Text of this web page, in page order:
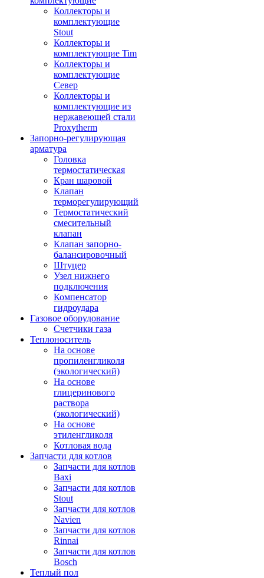
Коллекторы и
комплектующие
Stout
Коллекторы и
комплектующие Tim
Коллекторы и
комплектующие
Север
Коллекторы и
комплектующие из
нержавеющей стали
Proxytherm
Запорно-регулирующая
арматура
Головка
термостатическая
Кран шаровой
Клапан
терморегулирующий
Термостатический
смесительный
клапан
Клапан запорно-
балансировочный
Штуцер
Узел нижнего
подключения
Компенсатор
гидроудара
Газовое оборудование
Счетчики газа
Теплоноситель
На основе
пропиленгликоля
(экологический)
На основе
глицеринового
раствора
(экологический)
На основе
этиленгликоля
Котловая вода
Запчасти для котлов
Запчасти для котлов
Baxi
Запчасти для котлов
Stout
Запчасти для котлов
Navien
Запчасти для котлов
Rinnai
Запчасти для котлов
Bosch
Теплый пол